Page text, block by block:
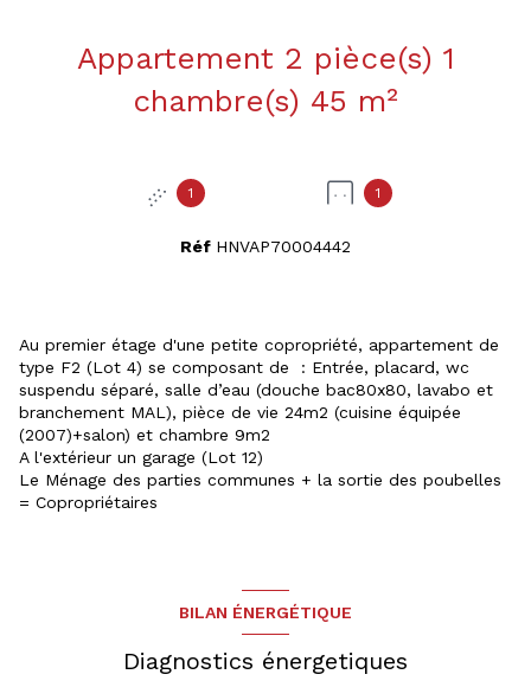
Appartement 2 pièce(s) 1
chambre(s) 45 m²
1 1
Réf HNVAP70004442
Au premier étage d'une petite copropriété, appartement de
type F2 (Lot 4) se composant de : Entrée, placard, wc
suspendu séparé, salle d’eau (douche bac80x80, lavabo et
branchement MAL), pièce de vie 24m2 (cuisine équipée
(2007)+salon) et chambre 9m2
A l'extérieur un garage (Lot 12)
Le Ménage des parties communes + la sortie des poubelles
= Copropriétaires
BILAN ÉNERGÉTIQUE
Diagnostics énergetiques